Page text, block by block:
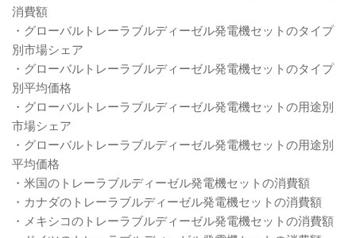
消費額
・グローバルトレーラブルディーゼル発電機セットのタイプ
別市場シェア
・グローバルトレーラブルディーゼル発電機セットのタイプ
別平均価格
・グローバルトレーラブルディーゼル発電機セットの用途別
市場シェア
・グローバルトレーラブルディーゼル発電機セットの用途別
平均価格
・米国のトレーラブルディーゼル発電機セットの消費額
・カナダのトレーラブルディーゼル発電機セットの消費額
・メキシコのトレーラブルディーゼル発電機セットの消費額